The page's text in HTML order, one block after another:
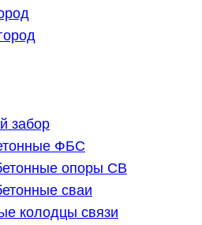
забор
ФБС
опоры СВ
сваи
колодцы связи